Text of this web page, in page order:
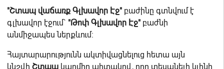
"Շտապ վաճառք Գլխավոր Էջ" բաժինը գտնվում է
գլխավոր էջում` "Թոփ Գլխավոր Էջ" բաժնի
անմիջապես ներքևում։
Հայտարարությունն ակտիվացնելուց հետա այն
կնշվի Շտապ կարմիր պիտակով, որը տեսանելի կլինի